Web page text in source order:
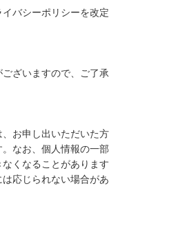
バシーポリシーを改定
ざいますので、ご了承
お申し出いただいた方
なお、個人情報の一部
くなることがあります
応じられない場合があ